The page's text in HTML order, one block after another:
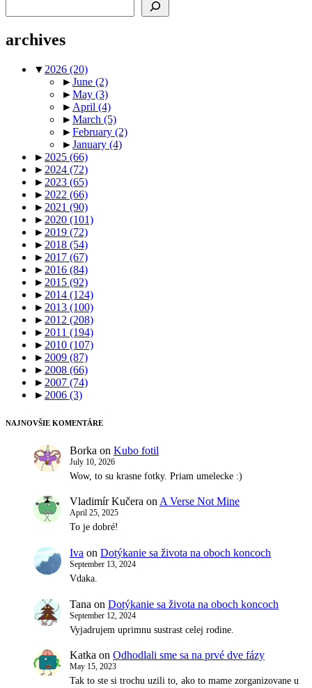
archives
▼ 2026 (20)
►June (2)
►May (3)
► April (4)
►March (5)
►February (2)
►January (4)
► 2025 (66)
► 2024 (72)
► 2023 (65)
► 2022 (66)
► 2021 (90)
► 2020 (101)
► 2019 (72)
► 2018 (54)
► 2017 (67)
► 2016 (84)
► 2015 (92)
► 2014 (124)
► 2013 (100)
► 2012 (208)
► 2011 (194)
► 2010 (107)
► 2009 (87)
► 2008 (66)
► 2007 (74)
► 2006 (3)
NAJNOVŠIE KOMENTÁRE
Borka on Kubo fotil
July 10, 2026
Wow, to su krasne fotky. Priam umelecke :)
Vladimír Kučera on A Verse Not Mine
April 25, 2025
To je dobré!
Iva on Dotýkanie sa života na oboch koncoch
September 13, 2024
Vdaka.
Tana on Dotýkanie sa života na oboch koncoch
September 12, 2024
Vyjadrujem uprimnu sustrast celej rodine.
Katka on Odhodlali sme sa na prvé dve fázy
May 15, 2023
Tak to ste si trochu uzili to, ako to mame zorganizovane u